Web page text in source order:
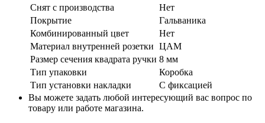
Cнят с производства
Нет
Покрытие
Гальваника
Комбинированный цвет
Нет
Материал внутренней розетки ЦАМ
Размер сечения квадрата ручки 8 мм
Тип упаковки
Коробка
Тип установки накладки
С фиксацией
Вы можете задать любой интересующий вас вопрос по
товару или работе магазина.